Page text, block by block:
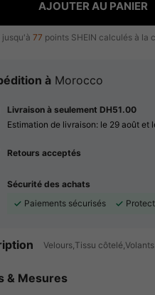
AJOUTER AU PANIER
jusqu'à 77 points SHEIN calculés à la
à Morocco
Livraison à seulement DH51.00
Estimation de livraison: le 29 août et
Retours acceptés
Sécurité des achats
Paiements sécurisés
Velours,Tissu
& Mesures
4.91